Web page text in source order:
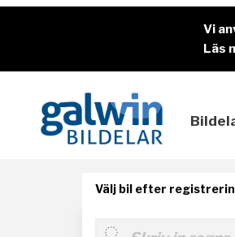
Vi
Läs
Välj bil efter